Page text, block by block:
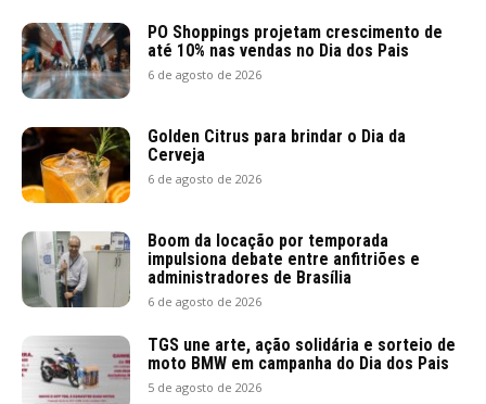
PO Shoppings projetam crescimento de
até 10% nas vendas no Dia dos Pais
6 de agosto de 2026
Golden Citrus para brindar o Dia da
Cerveja
6 de agosto de 2026
Boom da locação por temporada
impulsiona debate entre anfitriões e
administradores de Brasília
6 de agosto de 2026
TGS une arte, ação solidária e sorteio de
moto BMW em campanha do Dia dos Pais
5 de agosto de 2026